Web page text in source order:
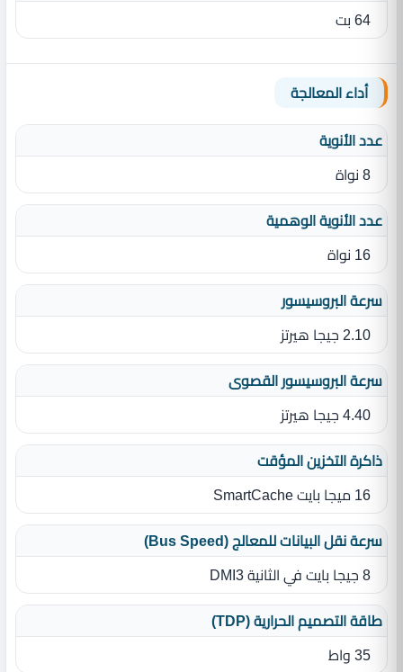
64 بت
أداء المعالجة
عدد الأنوية
8 نواة
عدد الأنوية الوهمية
16 نواة
سرعة البروسيسور
2.10 جيجا هيرتز
سرعة البروسيسور القصوى
4.40 جيجا هيرتز
ذاكرة التخزين المؤقت
16 ميجا بايت SmartCache
سرعة نقل البيانات للمعالج (Bus Speed)
8 جيجا بايت في الثانية DMI3
طاقة التصميم الحرارية (TDP)
35 واط